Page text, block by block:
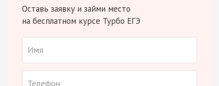
Оставь заявку и займи место
на бесплатном курсе Турбо ЕГЭ